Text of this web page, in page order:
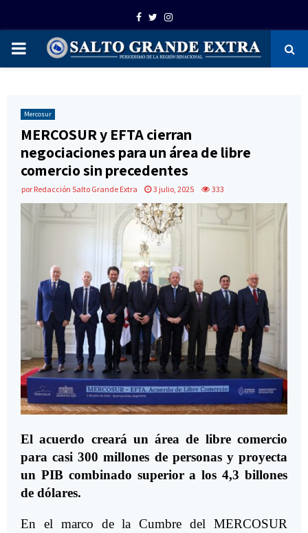
Facebook
TwitterInstagram
PRIMARY
Mercosur
MERCOSUR y EFTA cierran
negociaciones para un área de libre
comercio sin precedentes
por Redacción Salto Grande Extra 3 julio, 2025 333
El acuerdo creará un área de libre comercio
para casi 300 millones de personas y proyecta
un PIB combinado superior a los 4,3 billones
de dólares.
En el marco de la Cumbre del MERCOSUR